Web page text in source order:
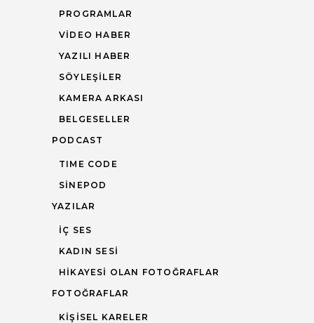
PROGRAMLAR
VIDEO HABER
YAZILI HABER
SÖYLEŞILER
KAMERA ARKASI
BELGESELLER
PODCAST
TIME CODE
SINEPOD
YAZILAR
İÇ SES
KADIN SESI
HIKAYESI OLAN FOTOĞRAFLAR
FOTOĞRAFLAR
KIŞISEL KARELER